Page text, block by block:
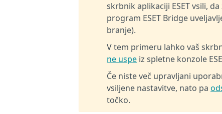
skrbnik aplikaciji ESET vsili,
program ESET Bridge
branje).
V tem primeru lahko vaš
ne uspe iz spletne konzole
Če niste več upravljani
vsiljene nastavitve, nato pa
točko.